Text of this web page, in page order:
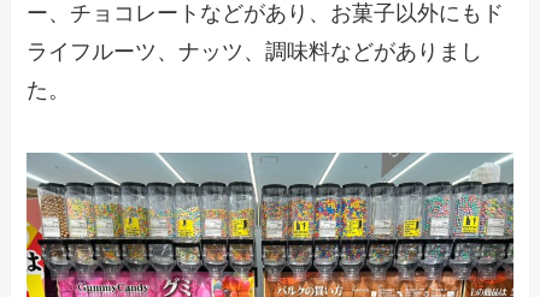
ー、チョコレートなどがあり、お菓子以外にもド
ライフルーツ、ナッツ、調味料などがありまし
た。